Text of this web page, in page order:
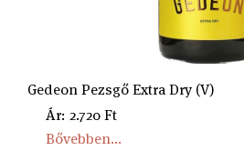
Gedeon Pezsgő Extra Dry (V)
Ár: 2.720 Ft
Bővebben...